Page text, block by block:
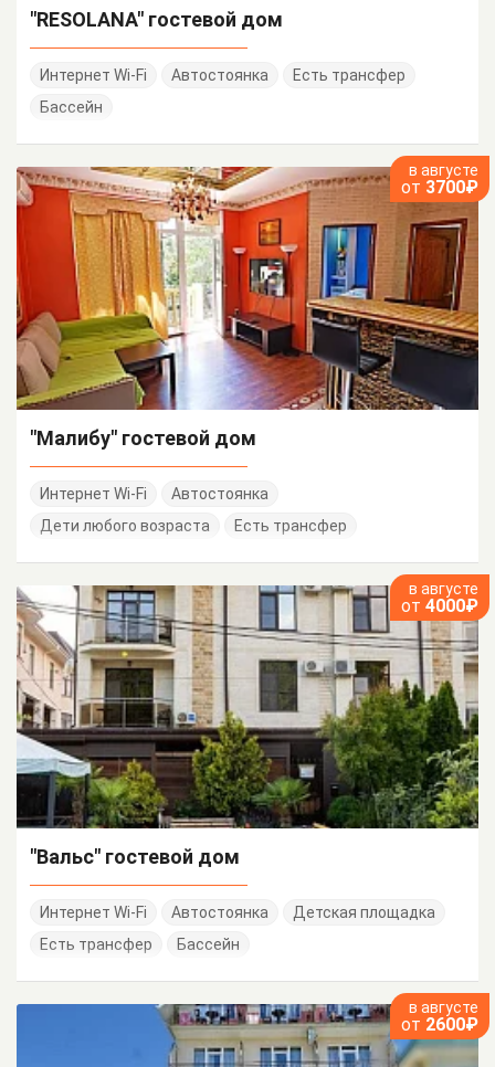
"RESOLANA" гостевой дом
Интернет Wi-Fi Автостоянка
Есть трансфер
Бассейн
в августе
от 3700₽
"Малибу" гостевой дом
Интернет Wi-Fi
Автостоянка
Дети любого возраста
Есть трансфер
в августе
от 4000₽
"Вальс" гостевой дом
Интернет Wi-Fi Автостоянка
Детская площадка
Есть трансфер
Бассейн
в августе
от 2600₽